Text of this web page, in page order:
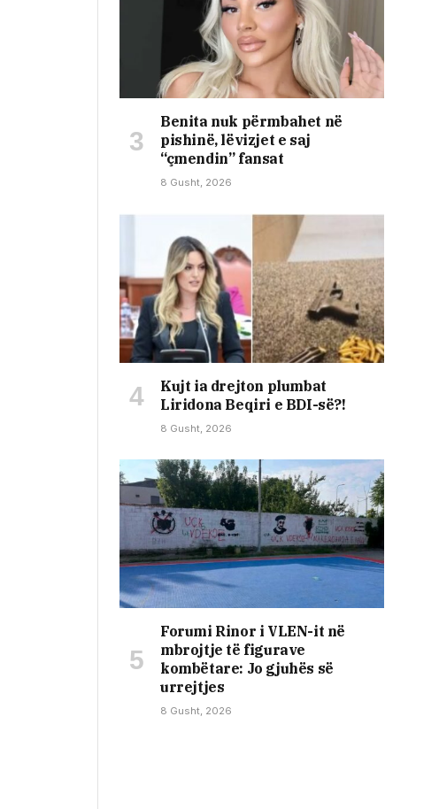
Benita nuk përmbahet në
pishinë, lëvizjet e saj
“çmendin” fansat
8 Gusht, 2026
Kujt ia drejton plumbat
Liridona Beqiri e BDI-së?!
8 Gusht, 2026
Forumi Rinor i VLEN-it në
mbrojtje të figurave
kombëtare: Jo gjuhës së
urrejtjes
8 Gusht, 2026